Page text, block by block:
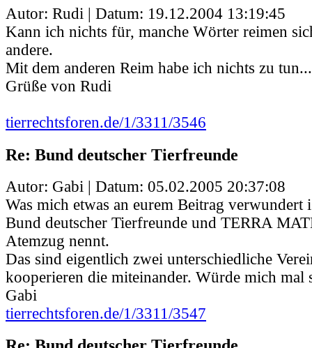
Autor: Rudi | Datum: 19.12.2004 13:19:45
Kann ich nichts für, manche Wörter reimen
andere.
Mit dem anderen Reim habe ich nichts zu tun...
Grüße von Rudi
tierrechtsforen.de/1/3311/3546
Re: Bund deutscher Tierfreunde
Autor: Gabi | Datum: 05.02.2005 20:37:08
Was mich etwas an eurem Beitrag verwundert
Bund deutscher Tierfreunde und TERRA
Atemzug nennt.
Das sind eigentlich zwei unterschiedliche
kooperieren die miteinander. Würde mich mal
Gabi
tierrechtsforen.de/1/3311/3547